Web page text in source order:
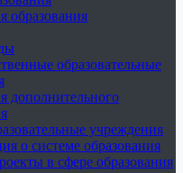
образования
образовательные
дополнительного
учреждения
о системе образования
в сфере образования